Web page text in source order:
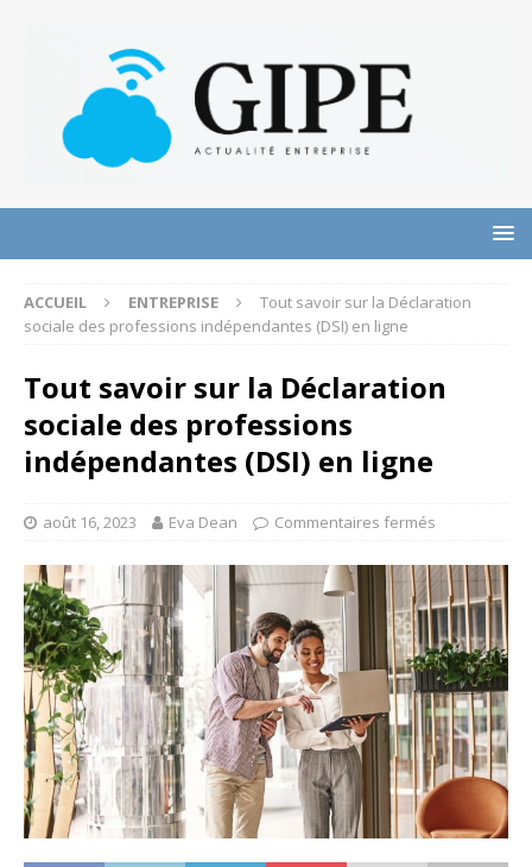
ACCUEIL ENTREPRISE
Tout savoir sur la Déclaration
sociale des professions indépendantes (DSI) en ligne
Tout savoir sur la Déclaration
sociale des professions
indépendantes (DSI) en ligne
août 16, 2023 Eva Dean Commentaires fermés